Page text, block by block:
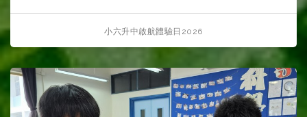
小六升中啟航體驗日2026